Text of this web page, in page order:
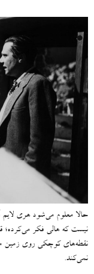
حالا معلوم می‌شود هری
نیست که هالی فکر
نقطه‌های کوچکی روی زمین
نمی‌کند.